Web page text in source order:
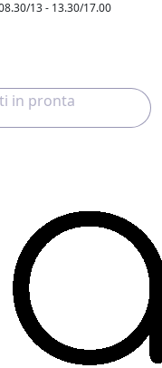
13 - 13.30/17.00
in pronta